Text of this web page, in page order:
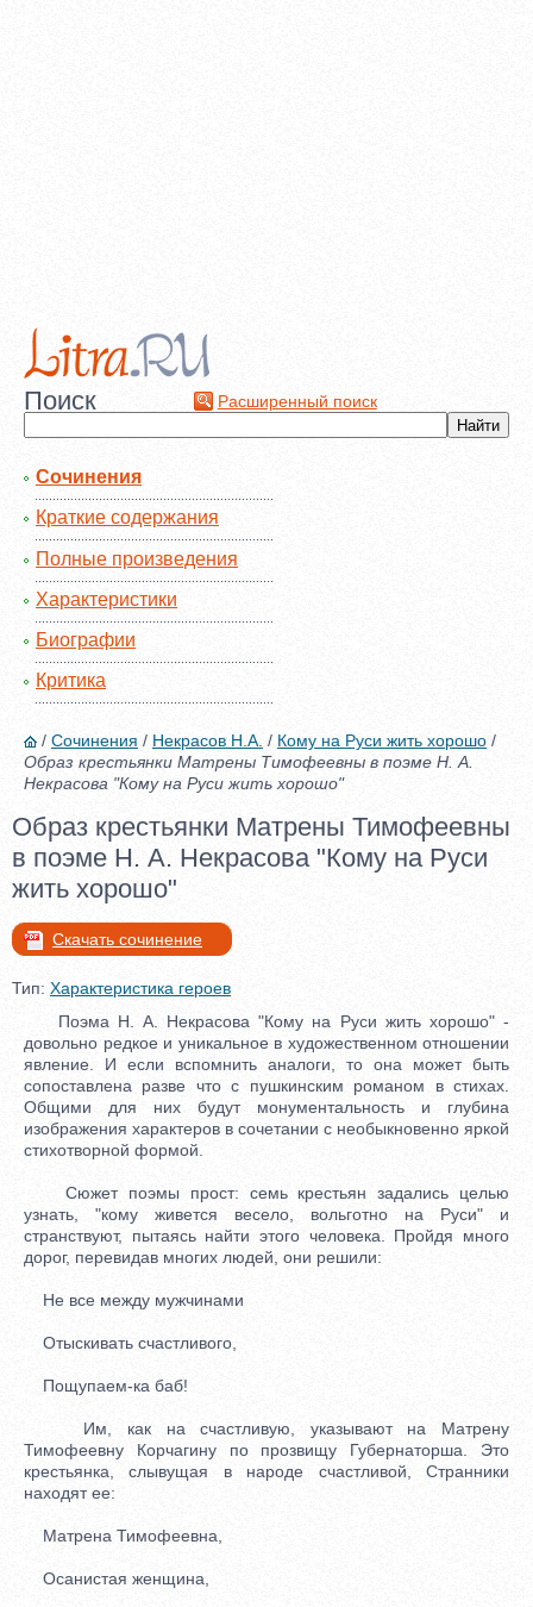
Поиск Расширенный поиск
Сочинения
Краткие содержания
Полные произведения
Характеристики
Биографии
Критика
/ Сочинения / Некрасов Н.А. / Кому на Руси жить хорошо /
Образ крестьянки Матрены Тимофеевны в поэме Н. А.
Некрасова "Кому на Руси жить хорошо"
Образ крестьянки Матрены Тимофеевны
в поэме Н. А. Некрасова "Кому на Руси
жить хорошо"
Скачать сочинение
Тип: Характеристика героев
Поэма Н. А. Некрасова "Кому на Руси жить хорошо" -
довольно редкое и уникальное в художественном отношении
явление. И если вспомнить аналоги, то она может быть
сопоставлена разве что с пушкинским романом в стихах.
Общими для них будут монументальность и глубина
изображения характеров в сочетании с необыкновенно яркой
стихотворной формой.
Сюжет поэмы прост: семь крестьян задались целью
узнать, "кому живется весело, вольготно на Руси" и
странствуют, пытаясь найти этого человека. Пройдя много
дорог, перевидав многих людей, они решили:
Не все между мужчинами
Отыскивать счастливого,
Пощупаем-ка баб!
Им, как на счастливую, указывают на Матрену
Тимофеевну Корчагину по прозвищу Губернаторша. Это
крестьянка, слывущая в народе счастливой, Странники
находят ее:
Матрена Тимофеевна,
Осанистая женщина,